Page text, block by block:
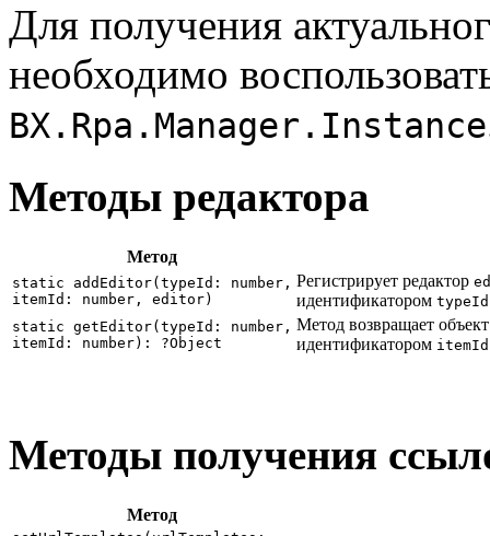
Для получения
необходимо
BX.Rpa.Manager.Instance
Методы редактора
Метод
static addEditor(typeId: number,
itemId: number, editor)
Регистрирует редактор
идентификатором typeId
static getEditor(typeId: number,
itemId: number): ?Object
Метод возвращает
идентификатором itemId
Методы получения
Метод